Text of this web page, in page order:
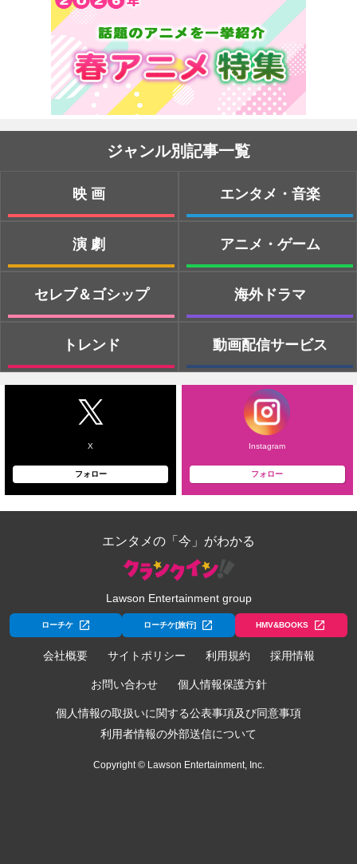
ジャンル別記事一覧
映画
演劇
セレブ＆ゴシップ
トレンド
エンタメ・音楽
アニメ・ゲーム
海外ドラマ
動画配信サービス
X
フォロー
Instagram
フォロー
エンタメの「今」がわかる
Lawson Entertainment group
ローチケ ローチケ[旅行] HMV&BOOKS
会社概要 サイトポリシー 利用規約 採用情報
お問い合わせ 個人情報保護方針
個人情報の取扱いに関する公表事項及び同意事項
利用者情報の外部送信について
Copyright © Lawson Entertainment, Inc.